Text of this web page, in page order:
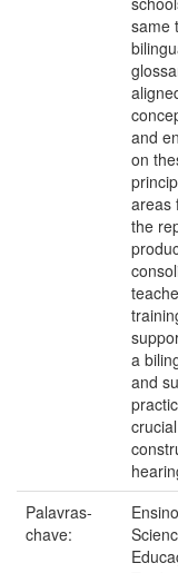
same
and
on
areas
the
a
and
Palavras-
chave: